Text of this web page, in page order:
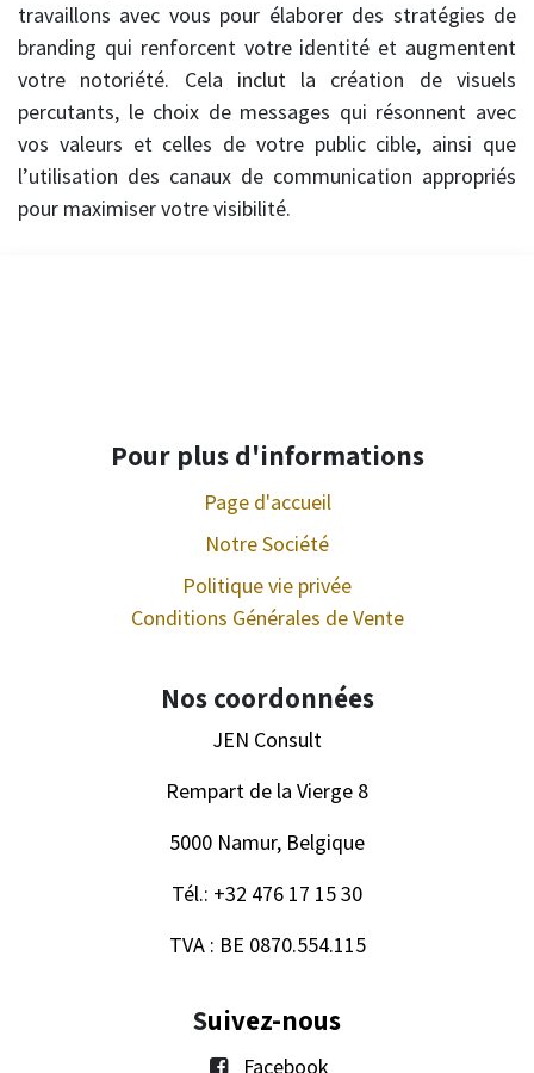
travaillons avec vous pour élaborer des stratégies de
branding qui renforcent votre identité et augmentent
votre notoriété. Cela inclut la création de visuels
percutants, le choix de messages qui résonnent avec
vos valeurs et celles de votre public cible, ainsi que
l’utilisation des canaux de communication appropriés
pour maximiser votre visibilité.
Pour plus d'informations
Page d'accueil
Notre Société
Politique vie privée
Conditions Générales de Vente
Nos coordonnées
JEN Consult
Rempart de la Vierge 8
5000 Namur, Belgique
Tél.: +32 476 17 15 30
TVA : BE 0870.554.115
Suivez-nous
Facebook